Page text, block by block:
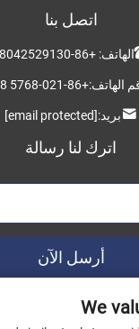
اتصل بنا
الهاتف:+86-18042529130
الهاتف:+86-021-5768 7918
بريد:[email protected]
اترك لنا رسالة
أرسل الآن
We